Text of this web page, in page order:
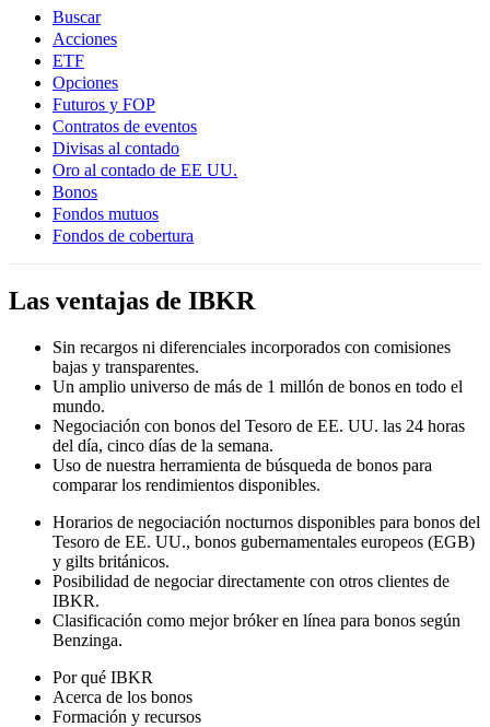
Buscar
Acciones
ETF
Opciones
Futuros y FOP
Contratos de eventos
Divisas al contado
Oro al contado de EE UU.
Bonos
Fondos mutuos
Fondos de cobertura
Las ventajas de IBKR
Sin recargos ni diferenciales incorporados con comisiones
bajas y transparentes.
Un amplio universo de más de 1 millón de bonos en todo el
mundo.
Negociación con bonos del Tesoro de EE. UU. las 24 horas
del día, cinco días de la semana.
Uso de nuestra herramienta de búsqueda de bonos para
comparar los rendimientos disponibles.
Horarios de negociación nocturnos disponibles para bonos del
Tesoro de EE. UU., bonos gubernamentales europeos (EGB)
y gilts británicos.
Posibilidad de negociar directamente con otros clientes de
IBKR.
Clasificación como mejor bróker en línea para bonos según
Benzinga.
Por qué IBKR
Acerca de los bonos
Formación y recursos